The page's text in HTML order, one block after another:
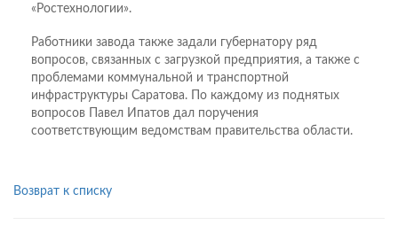
«Ростехнологии».
Работники завода также задали губернатору ряд
вопросов, связанных с загрузкой предприятия, а также с
проблемами коммунальной и транспортной
инфраструктуры Саратова. По каждому из поднятых
вопросов Павел Ипатов дал поручения
соответствующим ведомствам правительства области.
Возврат к списку